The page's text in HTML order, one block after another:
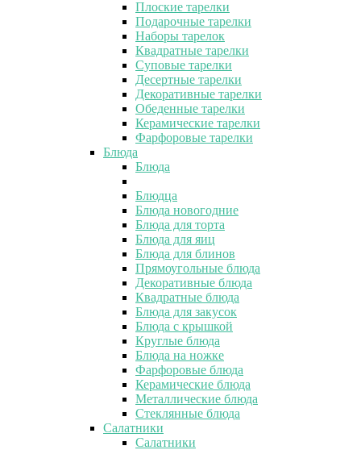
Плоские тарелки
Подарочные тарелки
Наборы тарелок
Квадратные тарелки
Суповые тарелки
Десертные тарелки
Декоративные тарелки
Обеденные тарелки
Керамические тарелки
Фарфоровые тарелки
Блюда
Блюда
Блюдца
Блюда новогодние
Блюда для торта
Блюда для яиц
Блюда для блинов
Прямоугольные блюда
Декоративные блюда
Квадратные блюда
Блюда для закусок
Блюда с крышкой
Круглые блюда
Блюда на ножке
Фарфоровые блюда
Керамические блюда
Металлические блюда
Стеклянные блюда
Салатники
Салатники